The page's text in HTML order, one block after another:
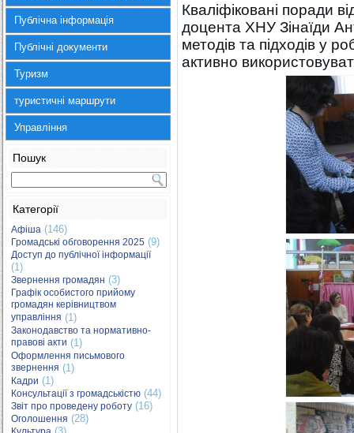
Публічна інформація
Публічні документи
Туризм
туристичні маршрути
Управління
Пошук
Категорії
Афіша (146)
Громадські обговорення 2025 (9)
Доступ до публічної інформації
(1)
Звернення громадян (3)
Графік особистого прийому
громадян керівництвом
управління (1)
Законодавство та нормативно-
правові акти (1)
Оформлення письмового
звернення (1)
Кадри (1)
Консультації з громадськістю (44)
Звіт про проведену роботу (16)
Оголошення (28)
Кваліфіковані поради
доцента ХНУ Зінаїди
методів та підходів у
активно